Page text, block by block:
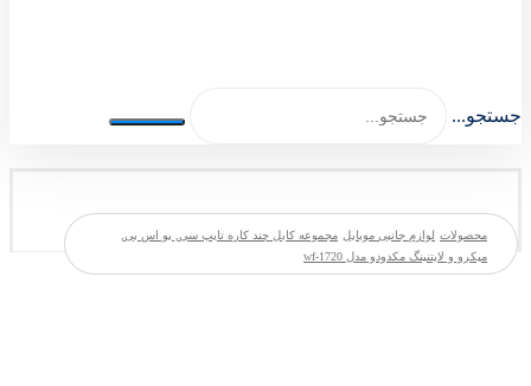
جستجو...
محصولات لوازم جانبی موبایل مجموعه کابل چند کاره تایپ سی, یو اس بی,
میکرو و لایتنینگ مکدودو مدل wf-1720